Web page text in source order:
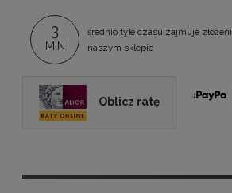
3
MIN
średnio tyle czasu zajmuje
naszym sklepie
Oblicz ratę